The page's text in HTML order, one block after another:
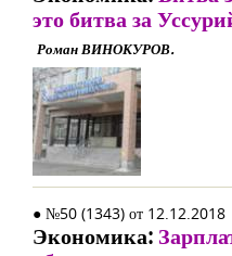
это битва за
Роман ВИНОКУРОВ.
● №50 (1343) от 12.12.2018
Экономика: